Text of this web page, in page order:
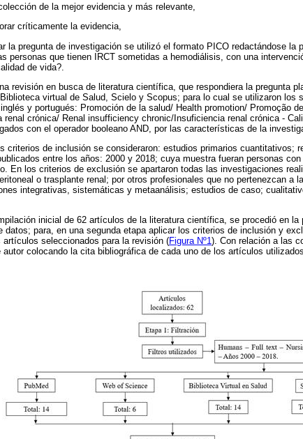
de la mejor evidencia y más relevante,
críticamente la evidencia,
la pregunta de investigación se utilizó el formato PICO redactándose la
personas que tienen IRCT sometidas a hemodiálisis, con una
de vida?.
revisión en busca de literatura científica, que respondiera la pregunta
virtual de Salud, Scielo y Scopus; para lo cual se utilizaron los
y portugués: Promoción de la salud/ Health promotion/ Promoção
renal crónica/ Renal insufficiency chronic/Insuficiencia renal crónica -
con el operador booleano AND, por las características de la
criterios de inclusión se consideraron: estudios primarios cuantitativos;
entre los años: 2000 y 2018; cuya muestra fueran personas
En los criterios de exclusión se apartaron todas las investigaciones
o trasplante renal; por otros profesionales que no pertenezcan a
integrativas, sistemáticas y metaanálisis; estudios de caso;
inicial de 62 artículos de la literatura científica, se procedió en
datos; para, en una segunda etapa aplicar los criterios de inclusión y
artículos seleccionados para la revisión (Figura Nº1). Con relación a las
autor colocando la cita bibliográfica de cada uno de los artículos